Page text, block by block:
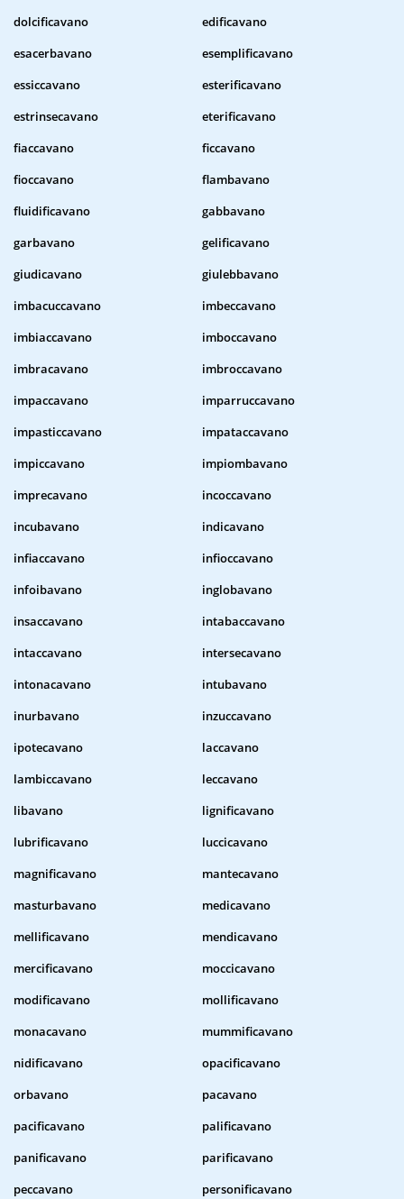
dolcificavano
edificavano
esacerbavano
esemplificavano
essiccavano
esterificavano
estrinsecavano
eterificavano
fiaccavano
ficcavano
fioccavano
flambavano
fluidificavano
gabbavano
garbavano
gelificavano
giudicavano
giulebbavano
imbacuccavano
imbeccavano
imbiaccavano
imboccavano
imbracavano
imbroccavano
impaccavano
imparruccavano
impasticcavano
impataccavano
impiccavano
impiombavano
imprecavano
incoccavano
incubavano
indicavano
infiaccavano
infioccavano
infoibavano
inglobavano
insaccavano
intabaccavano
intaccavano
intersecavano
intonacavano
intubavano
inurbavano
inzuccavano
ipotecavano
laccavano
lambiccavano
leccavano
libavano
lignificavano
lubrificavano
luccicavano
magnificavano
mantecavano
masturbavano
medicavano
mellificavano
mendicavano
mercificavano
moccicavano
modificavano
mollificavano
monacavano
mummificavano
nidificavano
opacificavano
orbavano
pacavano
pacificavano
palificavano
panificavano
parificavano
peccavano
personificavano